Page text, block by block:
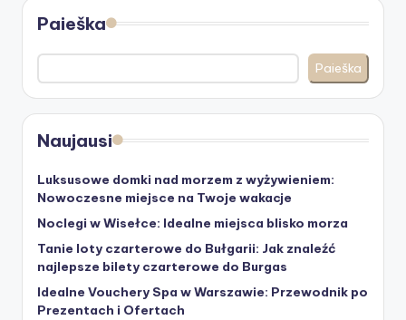
Paieška
Paieška
Naujausi
Luksusowe domki nad morzem z wyżywieniem:
Nowoczesne miejsce na Twoje wakacje
Noclegi w Wisełce: Idealne miejsca blisko morza
Tanie loty czarterowe do Bułgarii: Jak znaleźć
najlepsze bilety czarterowe do Burgas
Idealne Vouchery Spa w Warszawie: Przewodnik po
Prezentach i Ofertach